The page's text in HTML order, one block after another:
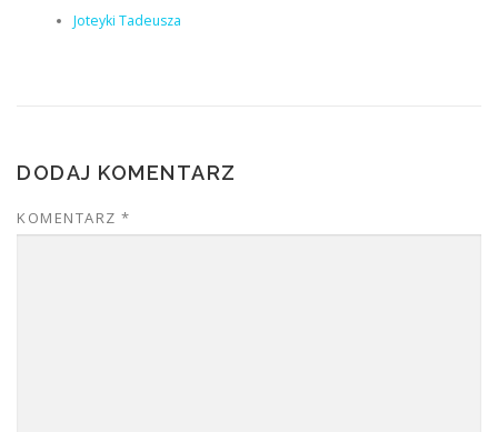
Joteyki Tadeusza
DODAJ KOMENTARZ
KOMENTARZ *